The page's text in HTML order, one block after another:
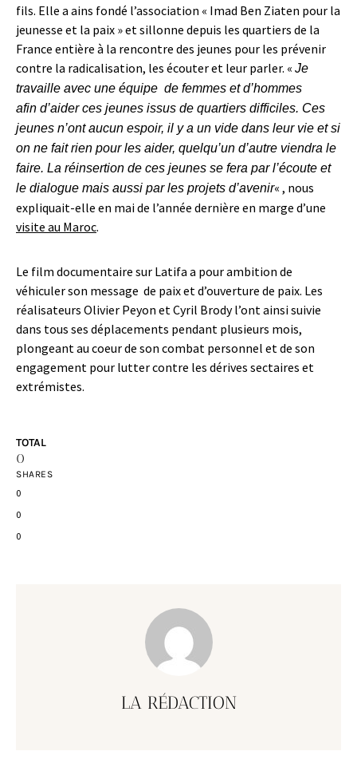
fils. Elle a ains fondé l’association « Imad Ben Ziaten pour la
jeunesse et la paix » et sillonne depuis les quartiers de la
France entière à la rencontre des jeunes pour les prévenir
contre la radicalisation, les écouter et leur parler. « Je
travaille avec une équipe de femmes et d’hommes
afin d’aider ces jeunes issus de quartiers difficiles. Ces
jeunes n’ont aucun espoir, il y a un vide dans leur vie et si
on ne fait rien pour les aider, quelqu’un d’autre viendra le
faire. La réinsertion de ces jeunes se fera par l’écoute et
le dialogue mais aussi par les projets d’avenir« , nous
expliquait-elle en mai de l’année dernière en marge d’une
visite au Maroc.
Le film documentaire sur Latifa a pour ambition de
véhiculer son message de paix et d’ouverture de paix. Les
réalisateurs Olivier Peyon et Cyril Brody l’ont ainsi suivie
dans tous ses déplacements pendant plusieurs mois,
plongeant au coeur de son combat personnel et de son
engagement pour lutter contre les dérives sectaires et
extrémistes.
TOTAL
0
SHARES
0
0
0
LA RÉDACTION